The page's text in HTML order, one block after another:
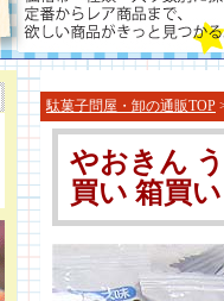
駄菓子問屋・卸の通販TOP
やおきん
買い 箱買